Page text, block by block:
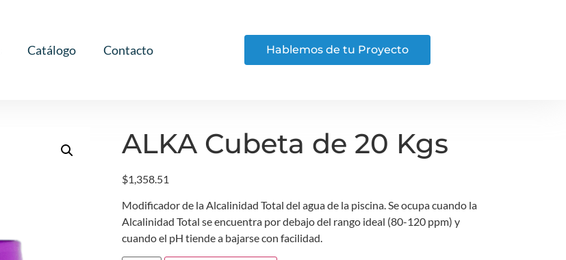
Catálogo Contacto Hablemos de tu Proyecto
ALKA Cubeta de 20 Kgs
$1,358.51
Modificador de la Alcalinidad Total del agua de la piscina. Se ocupa cuando la
Alcalinidad Total se encuentra por debajo del rango ideal (80-120 ppm) y
cuando el pH tiende a bajarse con facilidad.